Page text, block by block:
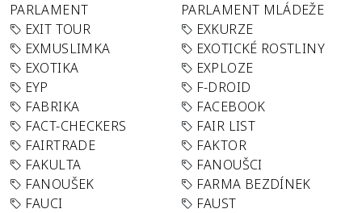
PARLAMENT
PARLAMENT MLÁDEŽE
EXIT TOUR
EXKURZE
EXMUSLIMKA
EXOTICKÉ ROSTLINY
EXOTIKA
EXPLOZE
EYP
F-DROID
FABRIKA
FACEBOOK
FACT-CHECKERS
FAIR LIST
FAIRTRADE
FAKTOR
FAKULTA
FANOUŠCI
FANOUŠEK
FARMA BEZDÍNEK
FAUCI
FAUST